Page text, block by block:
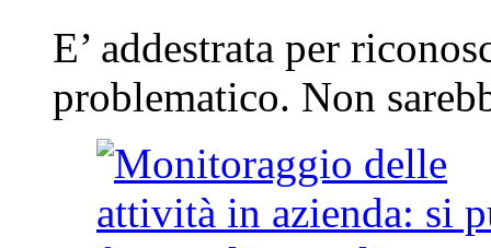
E’ addestrata per
problematico. Non